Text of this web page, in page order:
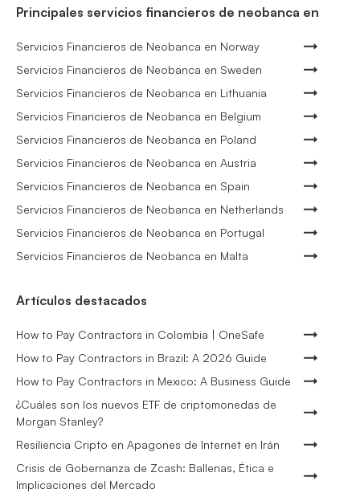
Principales servicios financieros de neobanca en
Servicios Financieros de Neobanca en Norway
Servicios Financieros de Neobanca en Sweden
Servicios Financieros de Neobanca en Lithuania
Servicios Financieros de Neobanca en Belgium
Servicios Financieros de Neobanca en Poland
Servicios Financieros de Neobanca en Austria
Servicios Financieros de Neobanca en Spain
Servicios Financieros de Neobanca en Netherlands
Servicios Financieros de Neobanca en Portugal
Servicios Financieros de Neobanca en Malta
Artículos destacados
How to Pay Contractors in Colombia | OneSafe
How to Pay Contractors in Brazil: A 2026 Guide
How to Pay Contractors in Mexico: A Business Guide
¿Cuáles son los nuevos ETF de criptomonedas de
Morgan Stanley?
Resiliencia Cripto en Apagones de Internet en Irán
Crisis de Gobernanza de Zcash: Ballenas, Ética e
Implicaciones del Mercado